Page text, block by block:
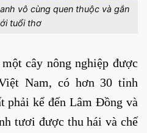
vô cùng quen thuộc và gắn
tuổi thơ
cây nông nghiệp được
Nam, có hơn 30 tỉnh
phải kể đến Lâm Đồng và
tươi được thu hái và chế